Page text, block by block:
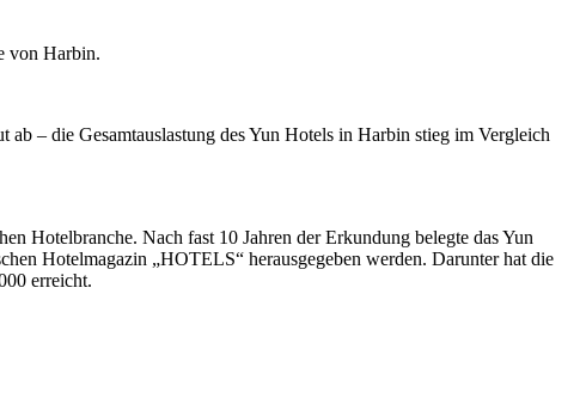
von Harbin.
– die Gesamtauslastung des Yun Hotels in Harbin stieg im Vergleich
Hotelbranche. Nach fast 10 Jahren der Erkundung belegte das Yun
Hotelmagazin „HOTELS“ herausgegeben werden. Darunter hat die
erreicht.